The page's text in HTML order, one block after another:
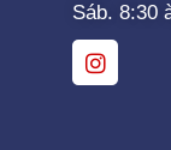
Sáb. 8:30